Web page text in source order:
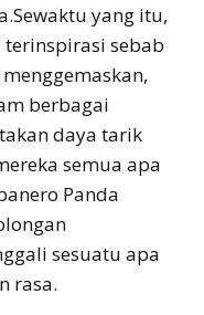
yang itu,
sebab
berbagai
daya tarik
semua apa
Panda
sesuatu apa
rasa.